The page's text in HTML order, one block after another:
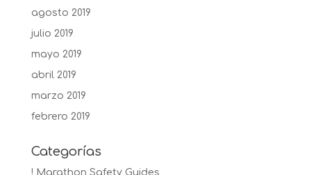
agosto 2019
julio 2019
mayo 2019
abril 2019
marzo 2019
febrero 2019
Categorías
! Marathon Safety Guides